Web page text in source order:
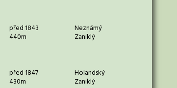
před 1843
440m
Neznámý
Zaniklý
před 1847
430m
Holandský
Zaniklý